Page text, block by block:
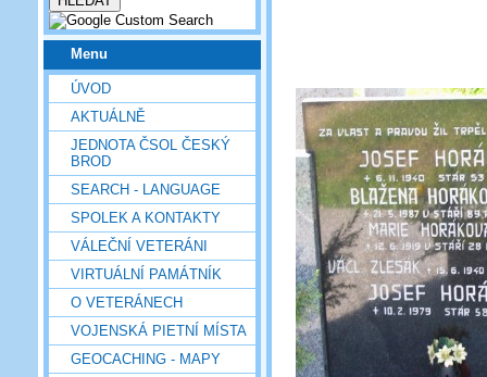
Menu
ÚVOD
AKTUÁLNĚ
JEDNOTA ČSOL ČESKÝ
BROD
SEARCH - LANGUAGE
SPOLEK A KONTAKTY
VÁLEČNÍ VETERÁNI
VIRTUÁLNÍ PAMÁTNÍK
O VETERÁNECH
VOJENSKÁ PIETNÍ MÍSTA
GEOCACHING - MAPY